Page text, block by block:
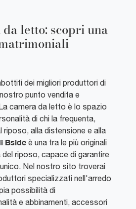
letto: scopri una
dei migliori produttori di
punto vendita e
camera da letto è lo spazio
di chi la frequenta,
alla distensione e alla
Bside è una tra le più originali
riposo, capace di garantire
Nel nostro sito troverai
specializzati nell'arredo
possibilità di
e abbinamenti, accessori